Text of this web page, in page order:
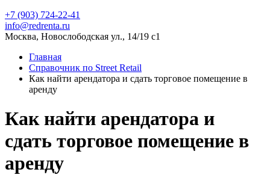
+7 (903) 724-22-41
info@redrenta.ru
Москва, Новослободская ул., 14/19 с1
Главная
Справочник по Street Retail
Как найти арендатора и сдать торговое помещение в
аренду
Как найти арендатора и
сдать торговое помещение в
аренду